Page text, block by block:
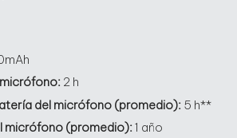
2 h
del micrófono (promedio): 5 h**
micrófono (promedio):1 año